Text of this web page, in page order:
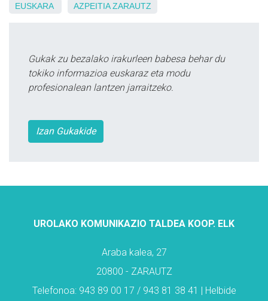
EUSKARA AZPEITIA ZARAUTZ
Gukak zu bezalako irakurleen babesa behar du
tokiko informazioa euskaraz eta modu
profesionalean lantzen jarraitzeko.
Izan Gukakide
UROLAKO KOMUNIKAZIO TALDEA KOOP. ELK
Araba kalea, 27
20800 - ZARAUTZ
Telefonoa: 943 89 00 17 / 943 81 38 41 | Helbide